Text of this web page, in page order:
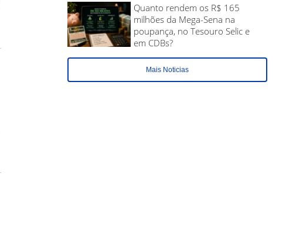
Quanto rendem os R$ 165
milhões da Mega-Sena na
poupança, no Tesouro Selic e
em CDBs?
Mais Noticias